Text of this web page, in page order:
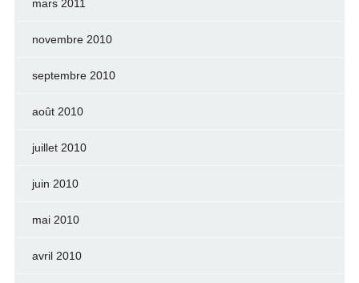
mars 2011
novembre 2010
septembre 2010
août 2010
juillet 2010
juin 2010
mai 2010
avril 2010